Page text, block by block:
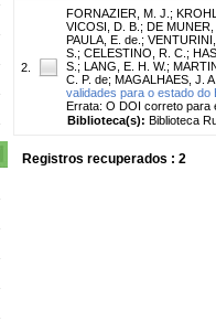
2.
FORNAZIER, M. J. ;
VICOSI, D. B. ; DE MUNER,
PAULA, E. de. ;
S. ; CELESTINO, R. C. ;
S. ; LANG, E. H. W.;
C. P. de; MAGALHAES, J.
validades para o estado do
Errata: O DOI correto para
Biblioteca(s): Biblioteca
Registros recuperados : 2